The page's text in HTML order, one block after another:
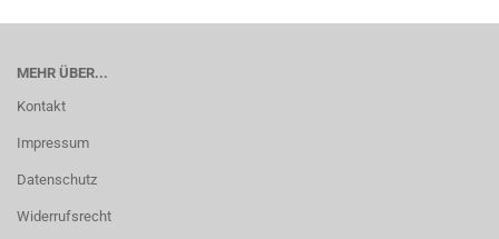
MEHR ÜBER...
Kontakt
Impressum
Datenschutz
Widerrufsrecht